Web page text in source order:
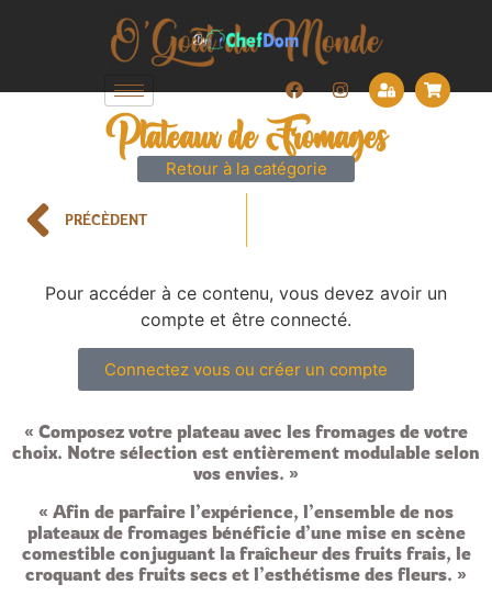
Plateaux de Fromages
Retour à la catégorie
PRÉCÈDENT
Pour accéder à ce contenu, vous devez avoir un
compte et être connecté.
Connectez vous ou créer un compte
« Composez votre plateau avec les fromages de votre
choix. Notre sélection est entièrement modulable selon
vos envies. »
« Afin de parfaire l’expérience, l’ensemble de nos
plateaux de fromages bénéficie d’une mise en scène
comestible conjuguant la fraîcheur des fruits frais, le
croquant des fruits secs et l’esthétisme des fleurs. »